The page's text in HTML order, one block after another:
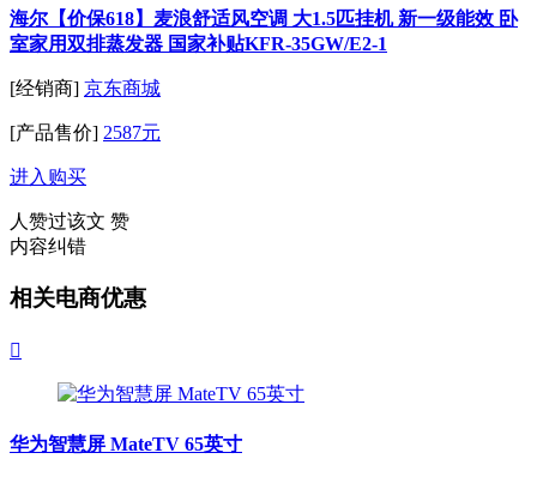
海尔【价保618】麦浪舒适风空调 大1.5匹挂机 新一级能效 卧
室家用双排蒸发器 国家补贴KFR-35GW/E2-1
[经销商] 京东商城
[产品售价] 2587元
进入购买
人赞过该文 赞
内容纠错
相关电商优惠

华为智慧屏 MateTV 65英寸